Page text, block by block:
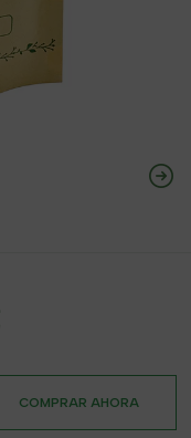
COMPRAR AHORA